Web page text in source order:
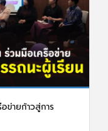
ข่ายก้าวสู่การ